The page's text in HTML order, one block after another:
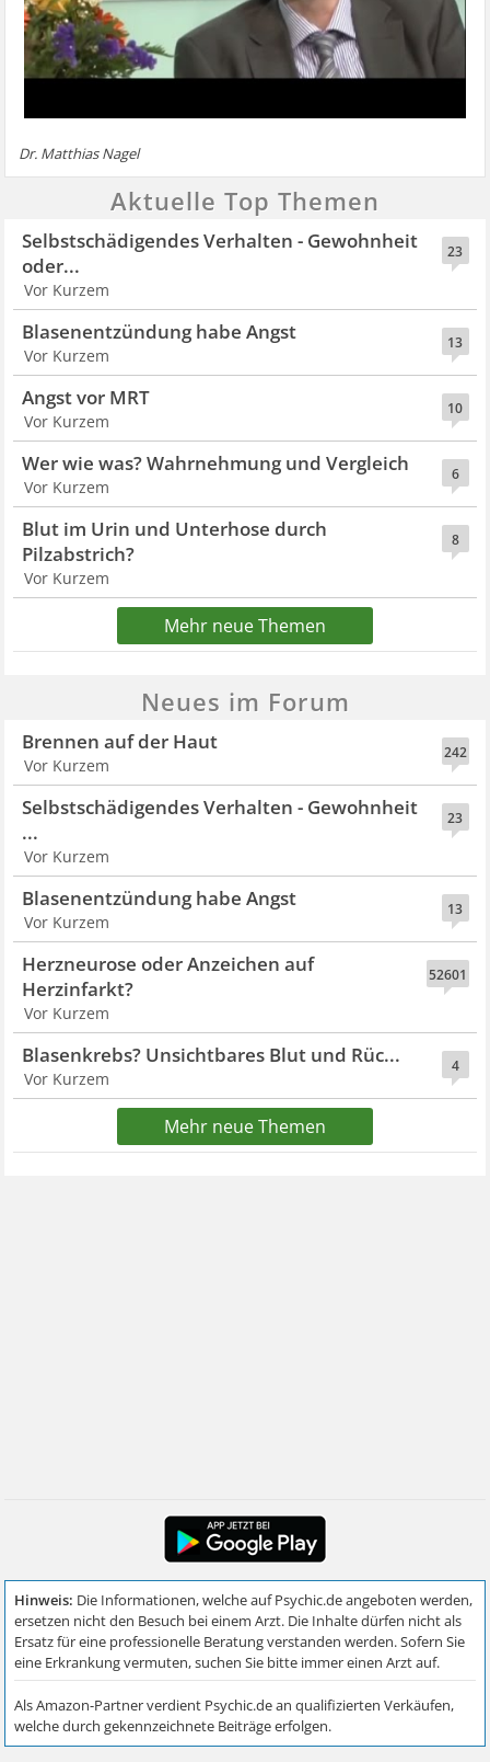
Dr. Matthias Nagel
Aktuelle Top Themen
23
Selbstschädigendes Verhalten - Gewohnheit
oder...
Vor Kurzem
13
Blasenentzündung habe Angst
Vor Kurzem
10
Angst vor MRT
Vor Kurzem
6
Wer wie was? Wahrnehmung und Vergleich
Vor Kurzem
8
Blut im Urin und Unterhose durch
Pilzabstrich?
Vor Kurzem
Mehr neue Themen
Neues im Forum
242
Brennen auf der Haut
Vor Kurzem
23
Selbstschädigendes Verhalten - Gewohnheit
...
Vor Kurzem
13
Blasenentzündung habe Angst
Vor Kurzem
52601
Herzneurose oder Anzeichen auf
Herzinfarkt?
Vor Kurzem
4
Blasenkrebs? Unsichtbares Blut und Rüc...
Vor Kurzem
Mehr neue Themen